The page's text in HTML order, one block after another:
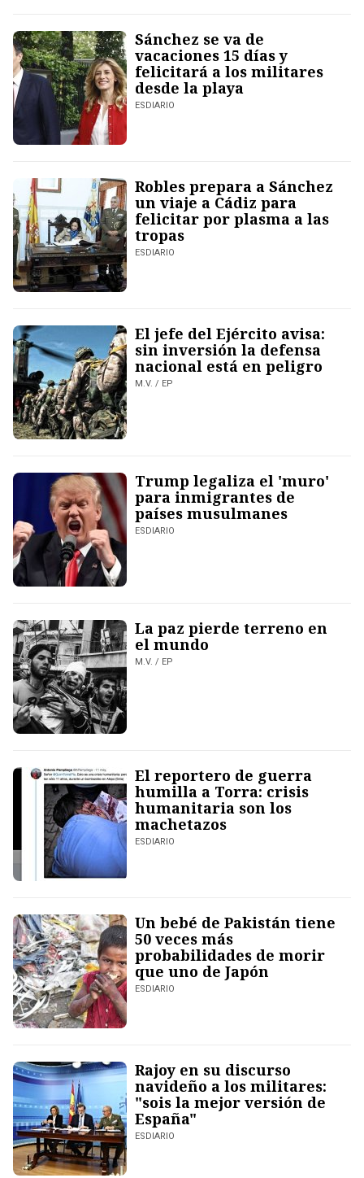
Sánchez se va de
vacaciones 15 días y
felicitará a los militares
desde la playa
ESDIARIO
Robles prepara a Sánchez
un viaje a Cádiz para
felicitar por plasma a las
tropas
ESDIARIO
El jefe del Ejército avisa:
sin inversión la defensa
nacional está en peligro
M.V. / EP
Trump legaliza el 'muro'
para inmigrantes de
países musulmanes
ESDIARIO
La paz pierde terreno en
el mundo
M.V. / EP
El reportero de guerra
humilla a Torra: crisis
humanitaria son los
machetazos
ESDIARIO
Un bebé de Pakistán tiene
50 veces más
probabilidades de morir
que uno de Japón
ESDIARIO
Rajoy en su discurso
navideño a los militares:
"sois la mejor versión de
España"
ESDIARIO